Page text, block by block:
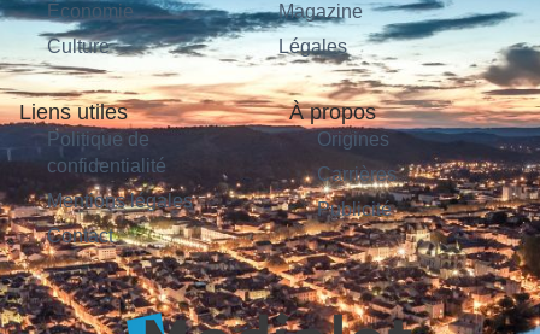
Économie
Culture
Magazine
Légales
Liens utiles
Politique de
confidentialité
Mentions légales
Contact
À propos
Origines
Carrières
Publicité